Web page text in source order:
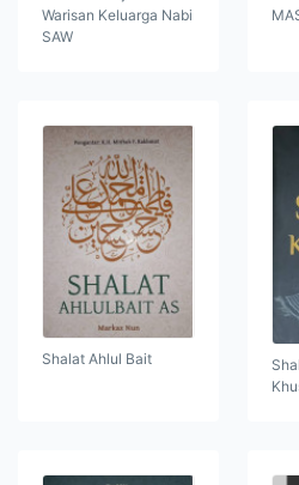
Warisan Keluarga Nabi
SAW
Shalat Ahlul Bait